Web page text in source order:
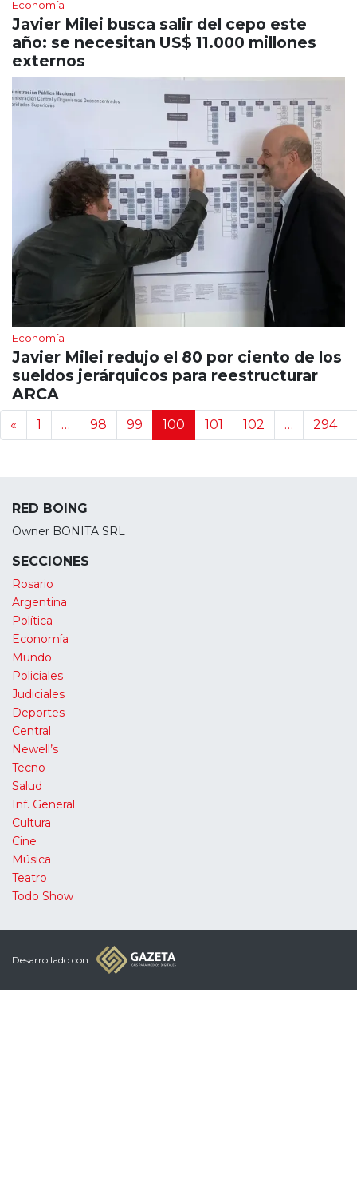
Economía
Javier Milei busca salir del cepo este
año: se necesitan US$ 11.000 millones
externos
Economía
Javier Milei redujo el 80 por ciento de los
sueldos jerárquicos para reestructurar
ARCA
Navegación de noticias
« 1 … 98 99 100 101 102 … 294
RED BOING
Owner BONITA SRL
SECCIONES
Rosario
Argentina
Política
Economía
Mundo
Policiales
Judiciales
Deportes
Central
Newell’s
Tecno
Salud
Inf. General
Cultura
Cine
Música
Teatro
Todo Show
Desarrollado con